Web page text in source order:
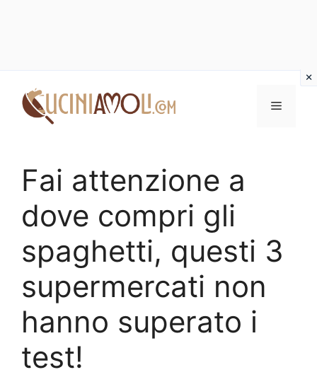
contenuto
Menu
Fai attenzione a
dove compri gli
spaghetti, questi 3
supermercati non
hanno superato i
test!